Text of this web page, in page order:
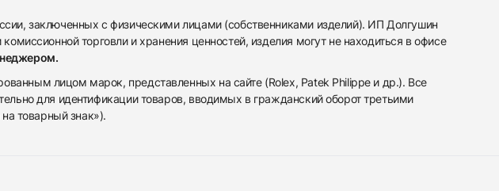
заключенных с физическими лицами (собственниками изделий). ИП Долгушин
торговли и хранения ценностей, изделия могут не находиться в офисе
лицом марок, представленных на сайте (Rolex, Patek Philippe и др.). Все
для идентификации товаров, вводимых в гражданский оборот третьими
товарный знак»).